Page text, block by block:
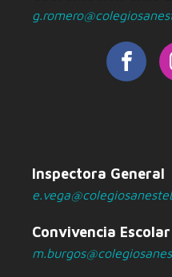
Inspectora General
Convivencia Escolar